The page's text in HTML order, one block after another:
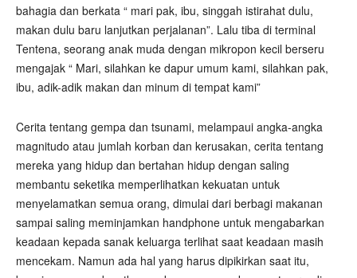
bahagia dan berkata “ mari pak, ibu, singgah istirahat dulu,
makan dulu baru lanjutkan perjalanan”. Lalu tiba di terminal
Tentena, seorang anak muda dengan mikropon kecil berseru
mengajak “ Mari, silahkan ke dapur umum kami, silahkan pak,
ibu, adik-adik makan dan minum di tempat kami”
Cerita tentang gempa dan tsunami, melampaui angka-angka
magnitudo atau jumlah korban dan kerusakan, cerita tentang
mereka yang hidup dan bertahan hidup dengan saling
membantu seketika memperlihatkan kekuatan untuk
menyelamatkan semua orang, dimulai dari berbagi makanan
sampai saling meminjamkan handphone untuk mengabarkan
keadaan kepada sanak keluarga terlihat saat keadaan masih
mencekam. Namun ada hal yang harus dipikirkan saat itu,